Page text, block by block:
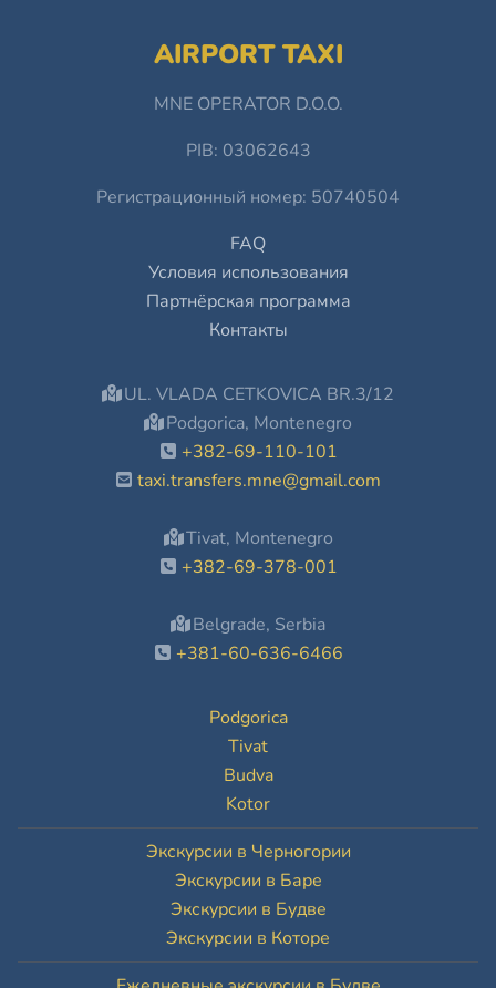
AIRPORT TAXI
MNE OPERATOR D.O.O.
PIB: 03062643
Регистрационный номер: 50740504
FAQ
Условия использования
Партнёрская программа
Контакты
UL. VLADA CETKOVICA BR.3/12
Podgorica, Montenegro
+382-69-110-101
taxi.transfers.mne@gmail.com
Tivat, Montenegro
+382-69-378-001
Belgrade, Serbia
+381-60-636-6466
Podgorica
Tivat
Budva
Kotor
Экскурсии в Черногории
Экскурсии в Баре
Экскурсии в Будве
Экскурсии в Которе